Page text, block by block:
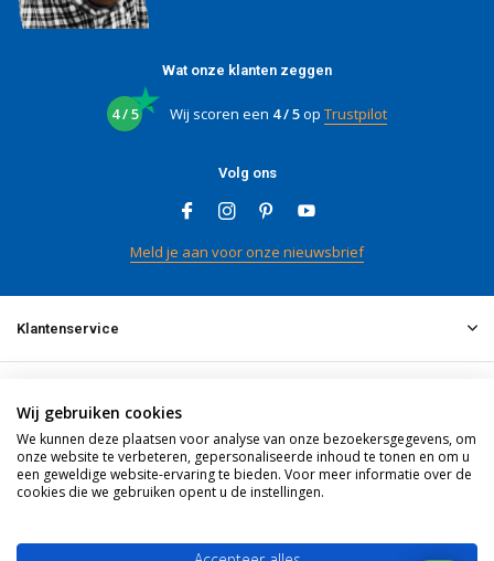
Wat onze klanten zeggen
4 / 5 Wij scoren een 4 / 5op Trustpilot
Volg ons
Meld je aan voor onze nieuwsbrief
Klantenservice
Informatie
Wij gebruiken cookies
We kunnen deze plaatsen voor analyse van onze bezoekersgegevens, om
onze website te verbeteren, gepersonaliseerde inhoud te tonen en om u
een geweldige website-ervaring te bieden. Voor meer informatie over de
cookies die we gebruiken opent u de instellingen.